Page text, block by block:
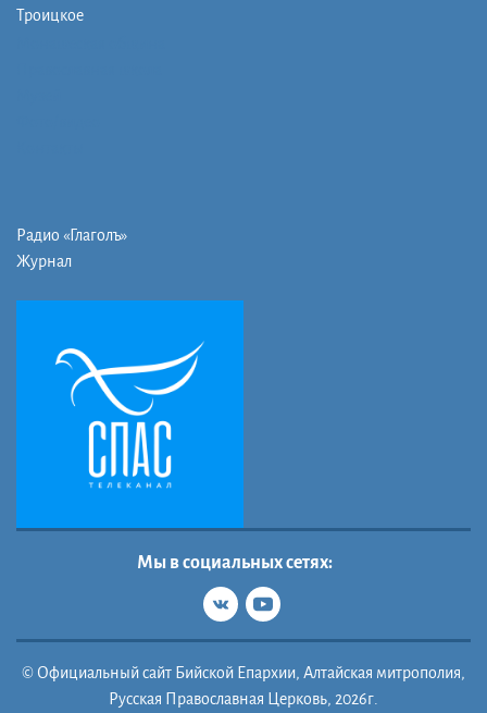
Троицкое
Радио «Глаголъ»
Журнал
Мы в социальных сетях:
© Официальный сайт Бийской Епархии, Алтайская митрополия,
Русская Православная Церковь, 2026г.